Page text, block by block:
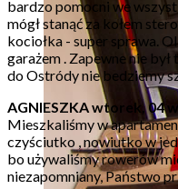
bardzo pomocni we
mógł stanąć za kołem
kociołka - super sprawa.
garażem . Zapewne nie
do Ostródy nie bedziemy
AGNIESZKAwtorek, 04
Mieszkaliśmy w
czyściutko , nowiutko w
bo używaliśmy rowerów
niezapomniany, Państwo